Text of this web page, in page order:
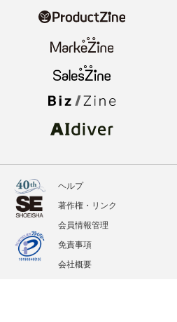
ヘルプ
著作権・リンク
会員情報管理
免責事項
会社概要